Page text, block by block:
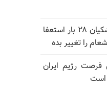
سرکرده حزب‌الله رژیم: پزشکیان ۲۸ بار استعفا
را تغییر بده
فرصت رژیم ایران
است